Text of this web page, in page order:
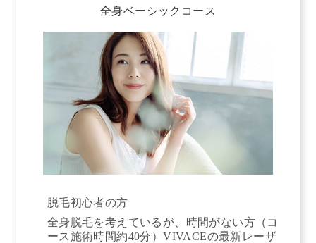
全身ベーシックコース
脱毛初心者の方
全身脱毛を考えているが、時間がない方（コ
ース施術時間約40分）VIVACEの最新レーザ